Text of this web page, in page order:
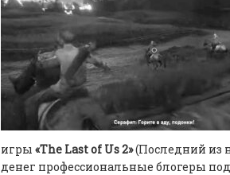
игры «The Last of Us 2»(Последний из
денег профессиональные блогеры